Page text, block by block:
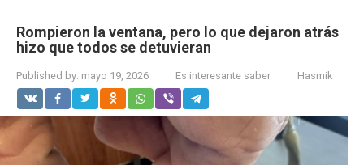
Rompieron la ventana, pero lo que dejaron atrás
hizo que todos se detuvieran
Published by: mayo 19, 2026 Es interesante saber Hasmik